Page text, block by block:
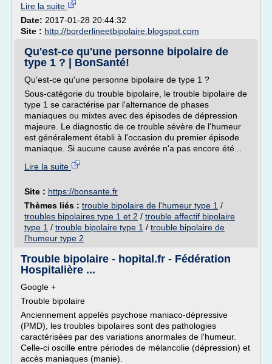
Lire la suite
Date: 2017-01-28 20:44:32
Site : http://borderlineetbipolaire.blogspot.com
Qu'est-ce qu'une personne bipolaire de
type 1 ? | BonSanté!
Qu'est-ce qu'une personne bipolaire de type 1 ?
Sous-catégorie du trouble bipolaire, le trouble bipolaire de
type 1 se caractérise par l'alternance de phases
maniaques ou mixtes avec des épisodes de dépression
majeure. Le diagnostic de ce trouble sévère de l'humeur
est généralement établi à l'occasion du premier épisode
maniaque. Si aucune cause avérée n'a pas encore été...
Lire la suite
Site : https://bonsante.fr
Thèmes liés : trouble bipolaire de l'humeur type 1 /
troubles bipolaires type 1 et 2 / trouble affectif bipolaire
type 1 / trouble bipolaire type 1 / trouble bipolaire de
l'humeur type 2
Trouble bipolaire - hopital.fr - Fédération
Hospitalière ...
Google +
Trouble bipolaire
Anciennement appelés psychose maniaco-dépressive
(PMD), les troubles bipolaires sont des pathologies
caractérisées par des variations anormales de l'humeur.
Celle-ci oscille entre périodes de mélancolie (dépression) et
accès maniaques (manie).